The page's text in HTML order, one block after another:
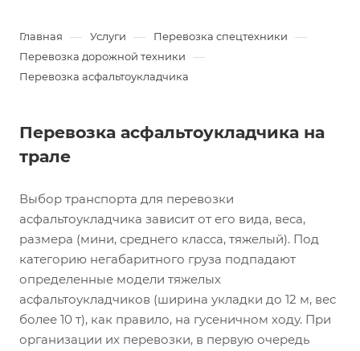
Главная — Услуги — Перевозка спецтехники —
Перевозка дорожной техники —
Перевозка асфальтоукладчика
Перевозка асфальтоукладчика на
трале
Выбор транспорта для перевозки
асфальтоукладчика зависит от его вида, веса,
размера (мини, среднего класса, тяжелый). Под
категорию негабаритного груза подпадают
определенные модели тяжелых
асфальтоукладчиков (ширина укладки до 12 м, вес
более 10 т), как правило, на гусеничном ходу. При
организации их перевозки, в первую очередь